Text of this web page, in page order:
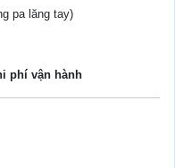
pa lăng tay)
phí vận hành